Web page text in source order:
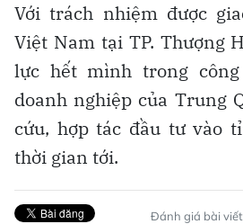
Với trách nhiệm được
Việt Nam tại TP. Thượng
lực hết mình trong
doanh nghiệp của Trung
cứu, hợp tác đầu tư vào
thời gian tới.
Đánh giá bài viết